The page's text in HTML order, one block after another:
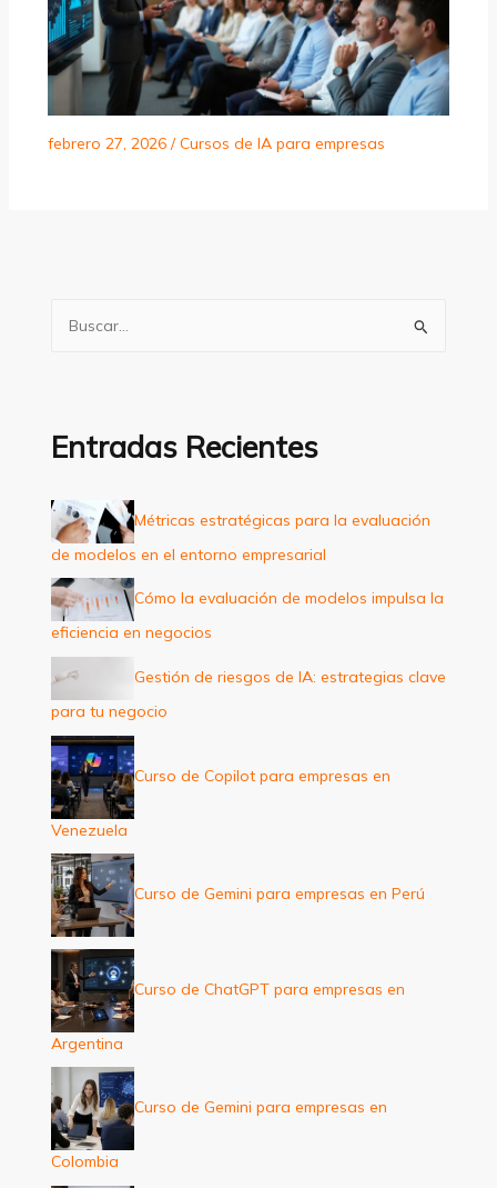
febrero 27, 2026 /Cursos de IA para empresas
a
p
o
r
:
Entradas Recientes
Métricas estratégicas para la evaluación
de modelos en el entorno empresarial
Cómo la evaluación de modelos impulsa la
eficiencia en negocios
Gestión de riesgos de IA: estrategias clave
para tu negocio
Curso de Copilot para empresas en
Venezuela
Curso de Gemini para empresas en Perú
Curso de ChatGPT para empresas en
Argentina
Curso de Gemini para empresas en
Colombia